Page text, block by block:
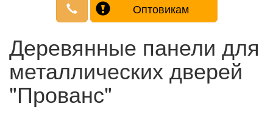
Оптовикам
Деревянные панели для
металлических дверей
"Прованс"